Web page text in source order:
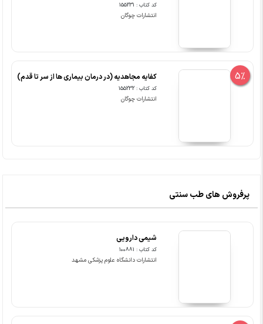
کد کتاب : 155231
انتشارات چوگان
5% کفایه مجاهدیه (در درمان بیماری ها از سر تا قدم)
کد کتاب : 155232
انتشارات چوگان
پرفروش های طب سنتی
شیمی دارویی
کد کتاب : 100881
انتشارات دانشگاه علوم پزشکی مشهد